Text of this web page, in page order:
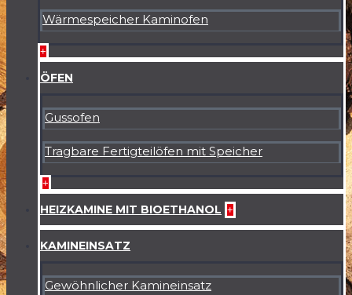
Wärmespeicher Kaminofen
+
ÖFEN
Gussofen
Tragbare Fertigteilöfen mit Speicher
+
HEIZKAMINE MIT BIOETHANOL +
KAMINEINSATZ
Gewöhnlicher Kamineinsatz